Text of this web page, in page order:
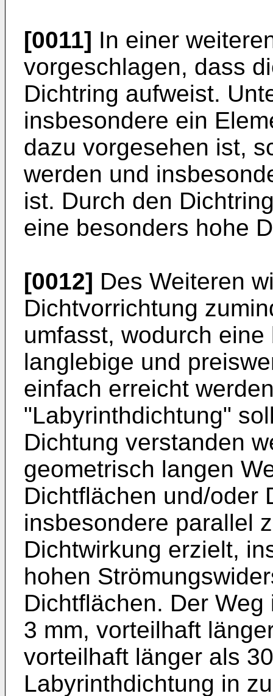
[0011] In einer
vorgeschlagen, dass
Dichtring aufweist.
insbesondere ein
dazu vorgesehen ist,
werden und
ist. Durch den
eine besonders hohe
[0012] Des Weiteren
Dichtvorrichtung
umfasst, wodurch
langlebige und
einfach erreicht
"Labyrinthdichtung"
Dichtung verstanden
geometrisch langen
Dichtflächen und/oder
insbesondere parallel
Dichtwirkung erzielt,
hohen
Dichtflächen. Der
3 mm, vorteilhaft
vorteilhaft länger als
Labyrinthdichtung in